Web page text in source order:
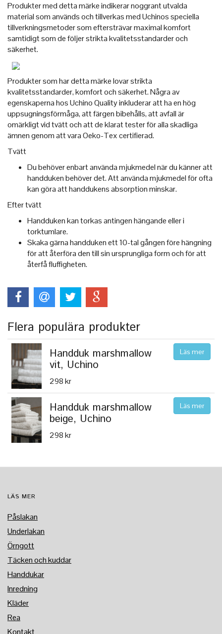
Produkter med detta märke indikerar noggrant utvalda
material som används och tillverkas med Uchinos speciella
tillverkningsmetoder som eftersträvar maximal komfort
samtidigt som de följer strikta kvalitetsstandarder och
säkerhet.
Produkter som har detta märke lovar strikta
kvalitetsstandarder, komfort och säkerhet. Några av
egenskaperna hos Uchino Quality inkluderar att ha en hög
uppsugningsförmåga, att färgen bibehålls, att avfall är
omärkligt vid tvätt och att de klarat tester för alla skadliga
ämnen genom att vara Oeko-Tex certifierad.
Tvätt
Du behöver enbart använda mjukmedel när du känner att
handduken behöver det. Att använda mjukmedel för ofta
kan göra att handdukens absorption minskar.
Efter tvätt
Handduken kan torkas antingen hängande eller i
torktumlare.
Skaka gärna handduken ett 10-tal gången före hängning
för att återföra den till sin ursprungliga form och för att
återfå fluffigheten.
Flera populära produkter
Handduk marshmallow
vit, Uchino
298 kr
Läs mer
Handduk marshmallow
beige, Uchino
298 kr
Läs mer
LÄS MER
Påslakan
Underlakan
Örngott
Täcken och kuddar
Handdukar
Inredning
Kläder
Rea
Kontakt